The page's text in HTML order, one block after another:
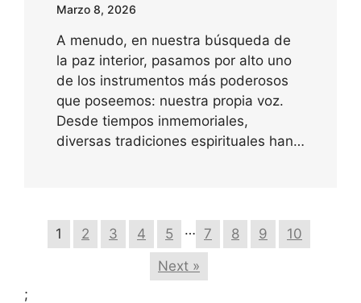
Marzo 8, 2026
A menudo, en nuestra búsqueda de
la paz interior, pasamos por alto uno
de los instrumentos más poderosos
que poseemos: nuestra propia voz.
Desde tiempos inmemoriales,
diversas tradiciones espirituales han…
1 2 3 4 5 … 7 8 9
10
Next »
;